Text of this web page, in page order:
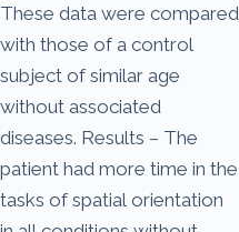
These data were compared
with those of a control
subject of similar age
without associated
diseases. Results – The
patient had more time in the
tasks of spatial orientation